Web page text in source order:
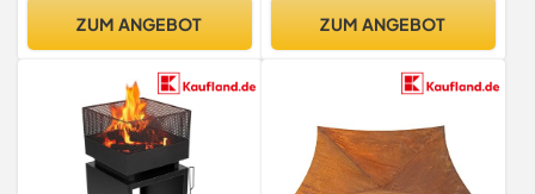
ZUM ANGEBOT ZUM ANGEBOT